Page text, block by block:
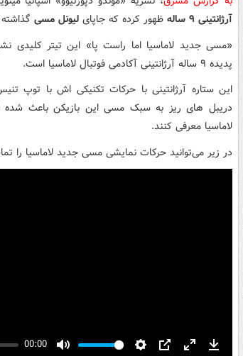
آرژانتینی ۹ ساله
ظهور کرده که جاپای لیونل مسی
«مسی جدید لاماسیا اما راست پا» این تیتر کلیدی
پدیده ۹ ساله آرژانتینی آکادمی فوتبال لاماسیا است.
این ستاره آرژانتینی با حرکات تکنیکی اش با توپ
دریبل های ریز به سبک مسی این بازیکن باعث شده
لاماسیا معرفی کنند.
در زیر می‌توانید حرکات نمایشی مسی جدید لاماسیا را
00:00